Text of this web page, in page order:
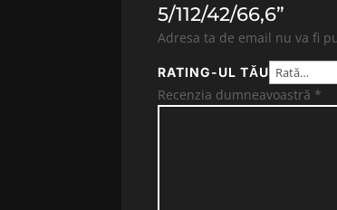
5/112/42/66,6”
Adresa ta de email nu va fi
RATING-UL TĂU
Recenzia dumneavoastră *